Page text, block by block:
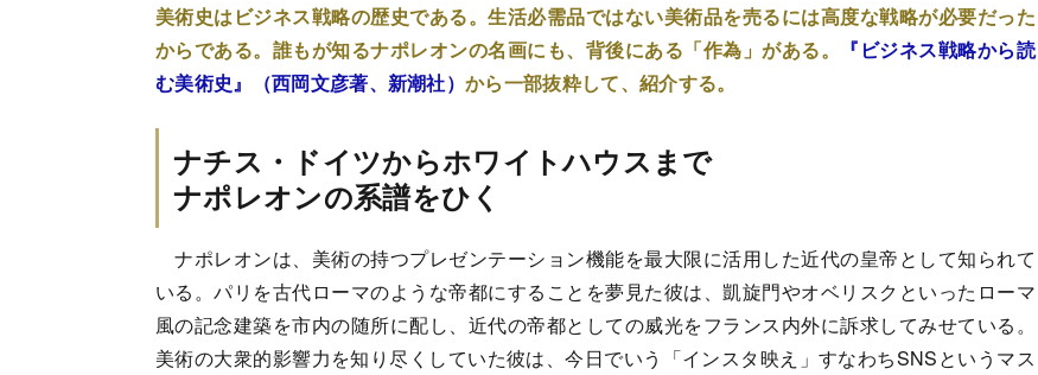
美術史はビジネス戦略の歴史である。生活必需品ではない美術品を売るには高度な戦略が必要だった
からである。誰もが知るナポレオンの名画にも、背後にある「作為」がある。
『ビジネス戦略から読
む美術史』（西岡文彦著、新潮社）から一部抜粋して、紹介する。
ナチス・ドイツからホワイトハウスまで
ナポレオンの系譜をひく
ナポレオンは、美術の持つプレゼンテーション機能を最大限に活用した近代の皇帝として知られて
いる。パリを古代ローマのような帝都にすることを夢見た彼は、凱旋門やオベリスクといったローマ
風の記念建築を市内の随所に配し、近代の帝都としての威光をフランス内外に訴求してみせている。
美術の大衆的影響力を知り尽くしていた彼は、今日でいう「インスタ映え」すなわちSNSというマス